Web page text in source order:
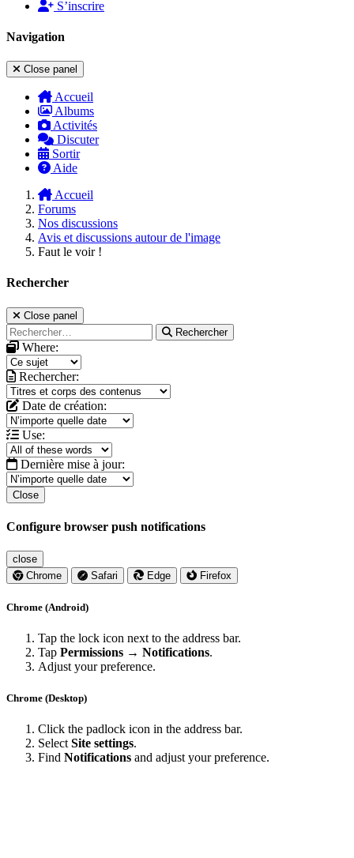
S’inscrire
Navigation
Close panel
Accueil
Albums
Activités
Discuter
Sortir
Aide
Accueil
Forums
Nos discussions
Avis et discussions autour de l'image
Faut le voir !
Rechercher
Close panel
Rechercher
Where:
Rechercher:
Date de création:
Use:
Dernière mise à jour:
Close
Configure browser push notifications
close
Chrome
Safari Edge Firefox
Chrome (Android)
Tap the lock icon next to the address bar.
Tap Permissions → Notifications.
Adjust your preference.
Chrome (Desktop)
Click the padlock icon in the address bar.
Select Site settings.
Find Notifications and adjust your preference.